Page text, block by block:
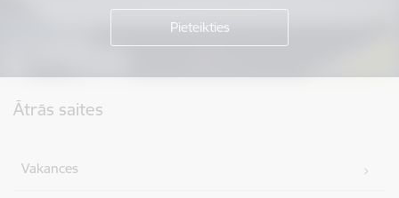
Ātrās saites
Vakances